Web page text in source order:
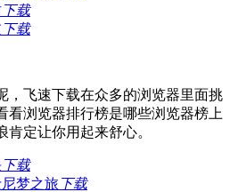
下载
下载
，飞速下载在众多的浏览器里面挑
看浏览器排行榜是哪些浏览器榜上
定让你用起来舒心。
下载
梦之旅 下载